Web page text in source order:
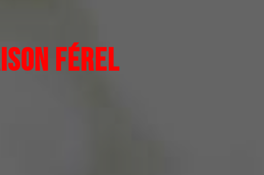
FÉREL